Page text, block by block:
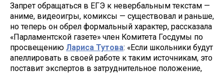
Запрет обращаться в ЕГЭ к невербальным текстам —
аниме, видеоигры, комиксы — существовал и раньше,
но теперь он обрел формальный характер, рассказала
«Парламентской газете» член Комитета Госдумы по
просвещению Лариса Тутова: «Если школьники будут
апеллировать в своей работе к таким источникам, это
поставит экспертов в затруднительное положение,